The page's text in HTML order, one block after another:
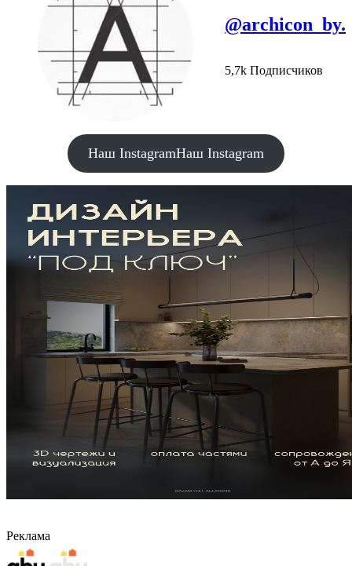
@archicon_by.
5,7k Подписчиков
Наш InstagramНаш Instagram
Реклама